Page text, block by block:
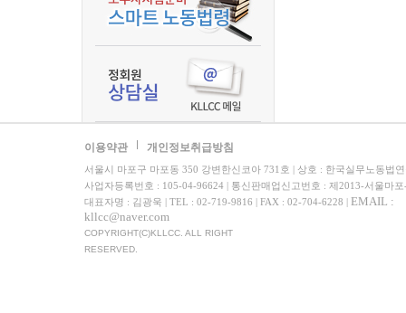
이용약관 개인정보취급방침
서울시 마포구 마포동 350 강변한신코아 731호 | 상호 : 한국실무노동법
사업자등록번호 : 105-04-96624 | 통신판매업신고번호 : 제2013-서울마
대표자명 : 김광욱 | TEL : 02-719-9816 | FAX : 02-704-6228 | EMAIL :
kllcc@naver.com
COPYRIGHT(C)KLLCC. ALL RIGHT
RESERVED.